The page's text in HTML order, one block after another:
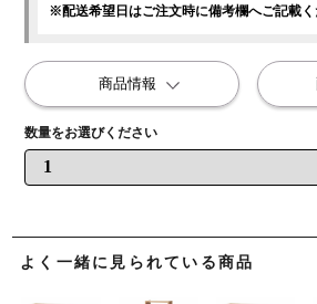
よく一緒に見られている商品
※配送希望日はご注文時に備考欄へご記載く
商品情報